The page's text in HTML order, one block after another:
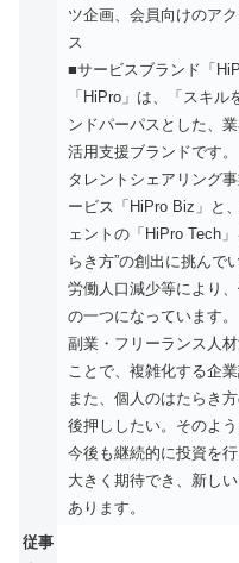
ツ企画、会員向けのア
ス
■サービスブランド「
「HiPro」は、「スキ
ンドパーパスとした、
活用支援ブランドです。
タレントシェアリング
ービス「HiPro Biz」と
ェントの「HiPro Tech
らき方”の創出に挑んで
労働人口減少等により
の一つになっています。
副業・フリーランス人
ことで、複雑化する企
また、個人のはたらき
後押ししたい。そのよ
今後も継続的に投資を
大きく期待でき、新し
あります。
従事